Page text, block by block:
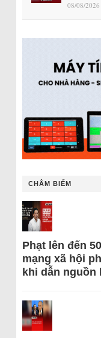
08/08/2026
CHÂM BIẾM
Phạt lên đến
mạng xã hội
khi dẫn nguồn